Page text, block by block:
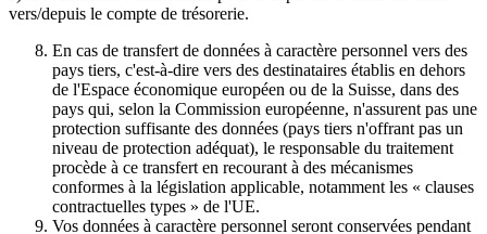
vers/depuis le compte de trésorerie.
En cas de transfert de données à caractère personnel vers des
pays tiers, c'est-à-dire vers des destinataires établis en dehors
de l'Espace économique européen ou de la Suisse, dans des
pays qui, selon la Commission européenne, n'assurent pas une
protection suffisante des données (pays tiers n'offrant pas un
niveau de protection adéquat), le responsable du traitement
procède à ce transfert en recourant à des mécanismes
conformes à la législation applicable, notamment les « clauses
contractuelles types » de l'UE.
Vos données à caractère personnel seront conservées pendant